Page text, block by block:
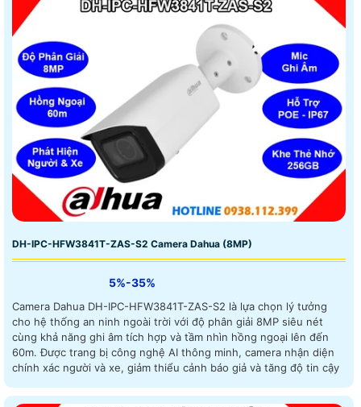
DH-IPC-HFW3841T-ZAS-S2 Camera Dahua (8MP)
5%-35%
Camera Dahua DH-IPC-HFW3841T-ZAS-S2 là lựa chọn lý tưởng
cho hệ thống an ninh ngoài trời với độ phân giải 8MP siêu nét
cùng khả năng ghi âm tích hợp và tầm nhìn hồng ngoại lên đến
60m. Được trang bị công nghệ AI thông minh, camera nhận diện
chính xác người và xe, giảm thiểu cảnh báo giả và tăng độ tin cậy